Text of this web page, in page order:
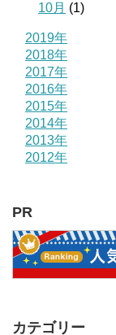
10月 (1)
2019年
2018年
2017年
2016年
2015年
2014年
2013年
2012年
PR
カテゴリー